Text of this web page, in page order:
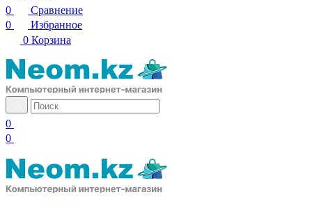
0
Сравнение
0
Избранное
0 Корзина
0
0